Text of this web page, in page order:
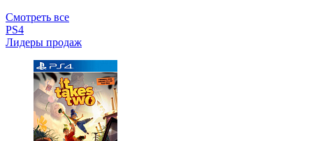
Смотреть все
PS4
Лидеры продаж